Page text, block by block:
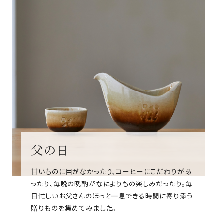
父の日
甘いものに目がなかったり、コーヒーにこだわりがあ
ったり、毎晩の晩酌がなによりもの楽しみだったり。毎
日忙しいお父さんのほっと一息できる時間に寄り添う
贈りものを集めてみました。